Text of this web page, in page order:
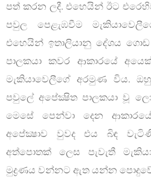
පත් කරන ලදී. එහෙයින් ඊට
පවුල පෙළැඹවීම
එහෙයින් ඉතාලියානු දේශය
පාලකයා කවර ආකාරයේ
මැකියාවෙලීගේ අරමුණ විය.
පවුලේ අපේක්‍ෂිත පාලකයා වූ
මෙසේ පෙන්වා දෙන
අපේක්‍ෂාව වුවද එය බිඳ
අත්පොතක් ලෙස පැවැතී
මුද්‍රණය වන්නට ඇත යන්න